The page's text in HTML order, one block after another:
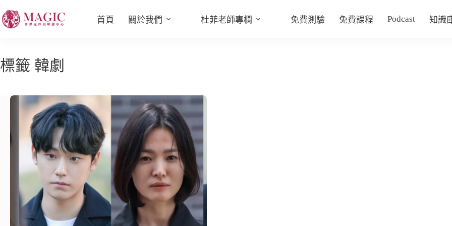
首頁 關於我們 杜菲老師專欄 免費測驗 免費課程 Podcast 知識
標籤 韓劇